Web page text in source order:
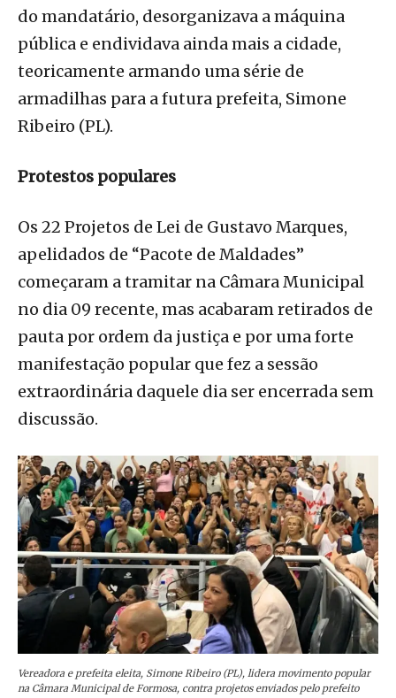
do mandatário, desorganizava a máquina
pública e endividava ainda mais a cidade,
teoricamente armando uma série de
armadilhas para a futura prefeita, Simone
Ribeiro (PL).
Protestos populares
Os 22 Projetos de Lei de Gustavo Marques,
apelidados de “Pacote de Maldades”
começaram a tramitar na Câmara Municipal
no dia 09 recente, mas acabaram retirados de
pauta por ordem da justiça e por uma forte
manifestação popular que fez a sessão
extraordinária daquele dia ser encerrada sem
discussão.
Vereadora e prefeita eleita, Simone Ribeiro (PL), lidera movimento popular
na Câmara Municipal de Formosa, contra projetos enviados pelo prefeito